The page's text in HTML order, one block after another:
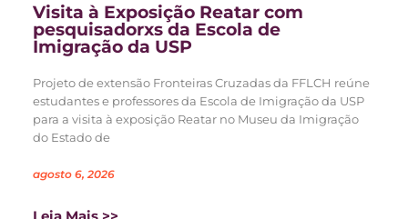
Visita à Exposição Reatar com
pesquisadorxs da Escola de
Imigração da USP
Projeto de extensão Fronteiras Cruzadas da FFLCH reúne
estudantes e professores da Escola de Imigração da USP
para a visita à exposição Reatar no Museu da Imigração
do Estado de
agosto 6, 2026